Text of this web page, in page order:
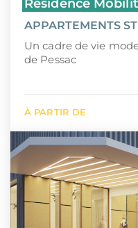
Résidence
APPARTEMENTS
Un cadre de vie
de Pessac
À PARTIR DE